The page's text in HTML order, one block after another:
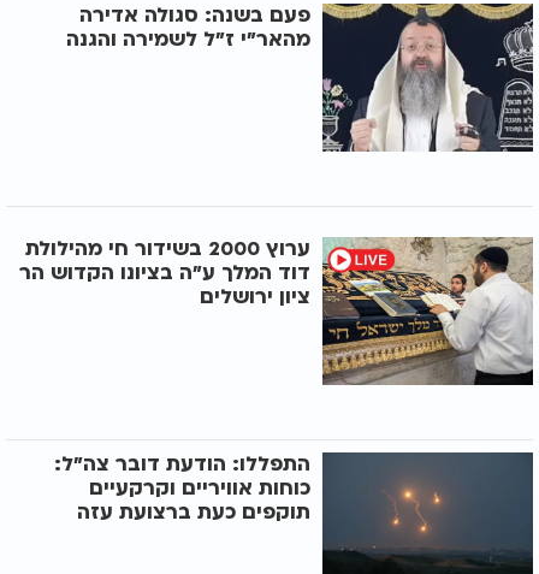
פעם בשנה: סגולה אדירה
מהאר"י ז"ל לשמירה והגנה
ערוץ 2000 בשידור חי מהילולת
דוד המלך ע"ה בציונו הקדוש הר
ציון ירושלים
התפללו: הודעת דובר צה"ל:
כוחות אוויריים וקרקעיים
תוקפים כעת ברצועת עזה